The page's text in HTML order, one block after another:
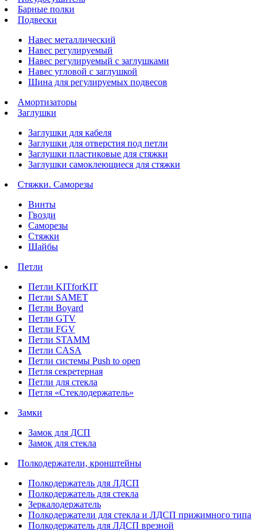
Барные полки
Подвески
Навес металлический
Навес регулируемый
Навес регулируемый с заглушками
Навес угловой с заглушкой
Шина для регулируемых подвесов
Амортизаторы
Заглушки
Заглушки для кабеля
Заглушки для отверстия под петли
Заглушки пластиковые для стяжки
Заглушки самоклеющиеся для стяжки
Стяжки. Саморезы
Винты
Гвозди
Саморезы
Стяжки
Шайбы
Петли
Петли KITforKIT
Петли SAMET
Петли Boyard
Петли GTV
Петли FGV
Петли STAMM
Петли CASA
Петли системы Push to open
Петля секретерная
Петли для стекла
Петля «Стеклодержатель»
Замки
Замок для ДСП
Замок для стекла
Полкодержатели, кронштейны
Полкодержатель для ЛДСП
Полкодержатель для стекла
Зеркалодержатель
Полкодержатели для стекла и ЛДСП прижимного типа
Полкодержатель для ЛДСП врезной